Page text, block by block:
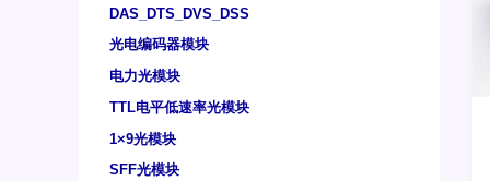
DAS_DTS_DVS_DSS
光电编码器模块
电力光模块
TTL电平低速率光模块
1×9光模块
SFF光模块